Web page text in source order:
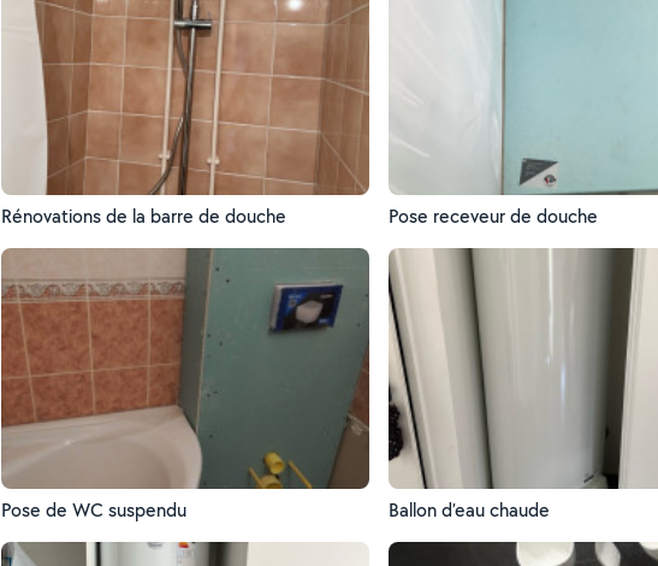
Rénovations de la barre de douche Pose receveur de douche
Pose de WC suspendu Ballon d’eau chaude